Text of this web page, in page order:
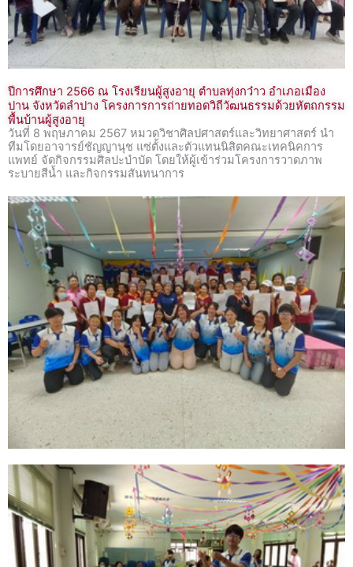
ปีการศึกษา 2566 ณ โรงเรียนผู้สูงอายุ ตำบลทุ่งกว๋าว อำเภอเมือง
ปาน จังหวัดลำปาง โครงการการถ่ายทอดวิถีวัฒนธรรมด้วยหัตถกรรม
พื้นบ้านผู้สูงอายุ
วันที่ 8 พฤษภาคม 2567 หมวดวิชาศิลปศาสตร์และวิทยาศาสตร์ นำ
ทีมโดยอาจารย์ชัญญานุช แซ่ตั้งและตัวแทนนิสิตคณะเทคนิคการ
แพทย์ จัดกิจกรรมศิลปะบำบัด โดยให้ผู้เข้าร่วมโครงการวาดภาพ
ระบายสีน้ำ และกิจกรรมสันทนาการ